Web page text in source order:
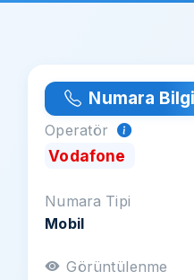
Numara
Operatör
Vodafone
Numara Tipi
Mobil
Görüntülenme